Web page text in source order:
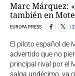
Marc Márquez:
también en
EUROPA PRESS
El piloto español de
advertido que no
principal rival por el
salga undécimo, ya